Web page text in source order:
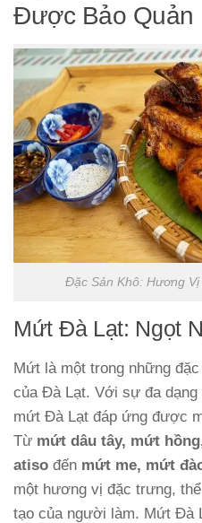
Được Bảo Quản
Đặc Sản Khô: Hương
Mứt Đà Lạt: Ngọt
Mứt là một trong những
của Đà Lạt. Với sự đa
mứt Đà Lạt đáp ứng được
Từ mứt dâu tây, mứt
atiso đến mứt me, mứt
một hương vị đặc trưng,
tạo của người làm. Mứt Đà